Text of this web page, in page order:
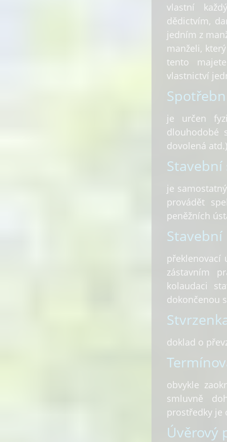
vlastní
dědictvím,
jedním z
manželi,
tento
vlastnictví
je určen
dlouhodobé
dovolená
je
provádět
peněžních
Stavební
překlenovací
zástavním
kolaudaci
dokončenou
doklad o
obvykle
smluvně
prostředky je
Úvěrový